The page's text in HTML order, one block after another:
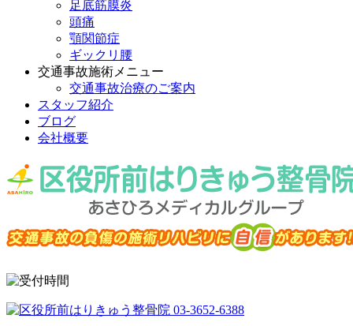
足底筋膜炎
頭痛
顎関節症
ギックリ腰
交通事故施術メニュー
交通事故治療のご案内
スタッフ紹介
ブログ
会社概要